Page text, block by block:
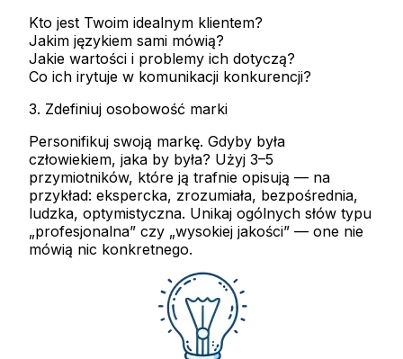
Kto jest Twoim idealnym klientem?
Jakim językiem sami mówią?
Jakie wartości i problemy ich dotyczą?
Co ich irytuje w komunikacji konkurencji?
3. Zdefiniuj osobowość marki
Personifikuj swoją markę. Gdyby była
człowiekiem, jaka by była? Użyj 3–5
przymiotników, które ją trafnie opisują — na
przykład: ekspercka, zrozumiała, bezpośrednia,
ludzka, optymistyczna. Unikaj ogólnych słów typu
„profesjonalna” czy „wysokiej jakości” — one nie
mówią nic konkretnego.